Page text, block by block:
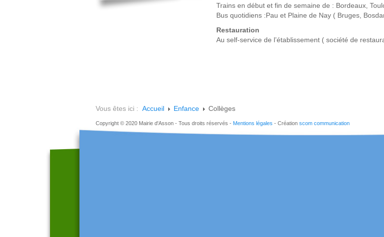
Trains en début et fin de semaine de : Bordeaux,
Bus quotidiens :Pau et Plaine de Nay ( Bruges,
Restauration
Au self-service de l’établissement ( société de
Vous êtes ici : Accueil Enfance Collèges
Copyright © 2020 Mairie d'Asson - Tous droits réservés - Mentions légales - Création scom communication